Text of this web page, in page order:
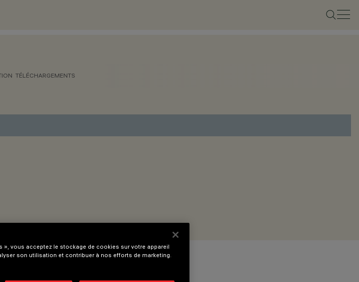
TÉLÉCHARGEMENTS
», vous acceptez le stockage de cookies sur votre appareil
son utilisation et contribuer à nos efforts de marketing.